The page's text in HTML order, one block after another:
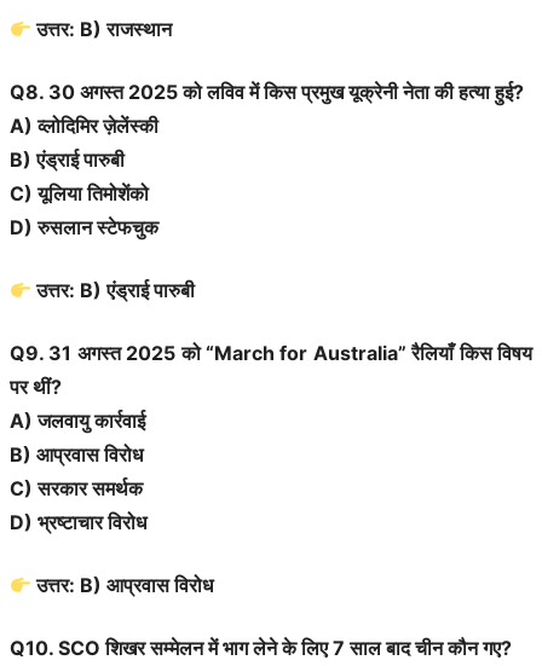
उत्तर: B) राजस्थान
Q8. 30 अगस्त 2025 को लविव में किस प्रमुख यूक्रेनी नेता की हत्या हुई?
A) व्लोदिमिर ज़ेलेंस्की
B) एंड्राई पारुबी
C) यूलिया तिमोशेंको
D) रुसलान स्टेफचुक
उत्तर: B) एंड्राई पारुबी
Q9. 31 अगस्त 2025 को “March for Australia” रैलियाँ किस विषय
पर थीं?
A) जलवायु कार्रवाई
B) आप्रवास विरोध
C) सरकार समर्थक
D) भ्रष्टाचार विरोध
उत्तर: B) आप्रवास विरोध
Q10. SCO शिखर सम्मेलन में भाग लेने के लिए 7 साल बाद चीन कौन गए?